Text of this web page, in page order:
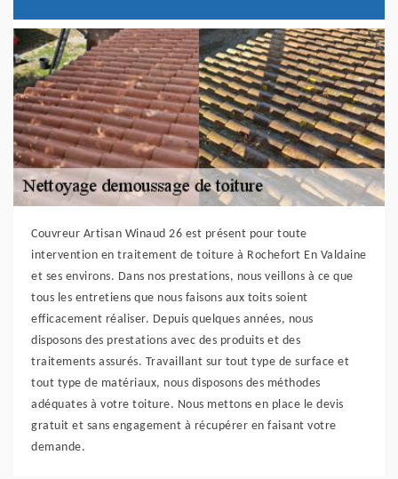
Couvreur Artisan Winaud 26 est présent pour toute
intervention en traitement de toiture à Rochefort En Valdaine
et ses environs. Dans nos prestations, nous veillons à ce que
tous les entretiens que nous faisons aux toits soient
efficacement réaliser. Depuis quelques années, nous
disposons des prestations avec des produits et des
traitements assurés. Travaillant sur tout type de surface et
tout type de matériaux, nous disposons des méthodes
adéquates à votre toiture. Nous mettons en place le devis
gratuit et sans engagement à récupérer en faisant votre
demande.